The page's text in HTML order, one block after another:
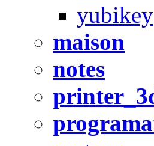
yubikey
maison
notes